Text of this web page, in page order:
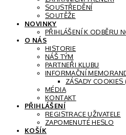
SOUSTŘEDĚNÍ
SOUTĚŽE
NOVINKY
PŘIHLÁŠENÍ K ODBĚRU
O NÁS
HISTORIE
NÁŠ TÝM
PARTNEŘI KLUBU
INFORMAČNÍ
ZÁSADY COOKIES
MÉDIA
KONTAKT
PŘIHLÁŠENÍ
REGISTRACE UŽIVATELE
ZAPOMENUTÉ HESLO
KOŠÍK